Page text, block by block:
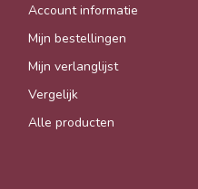
Account informatie
Mijn bestellingen
Mijn verlanglijst
Vergelijk
Alle producten